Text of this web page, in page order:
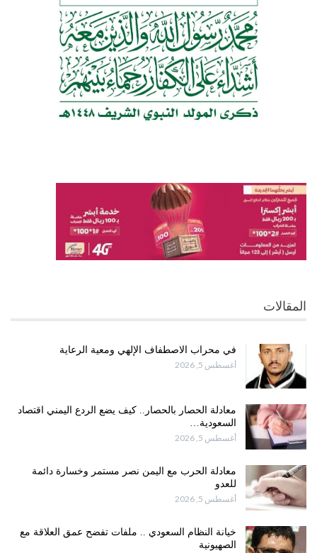
المقالات
في محراب الاصطفاف الإلهي ومعية الرعاية
أغسطس 5, 2026
معادلة الحصار بالحصار.. كيف يضع الردع اليمني اقتصاد
السعودية…
أغسطس 5, 2026
معادلة الحرب مع اليمن نصر مستمر وخسارة دائمة
للعدو
أغسطس 5, 2026
خيانة النظام السعودي .. ملفات تفضح عمق العلاقة مع
الصهيونية